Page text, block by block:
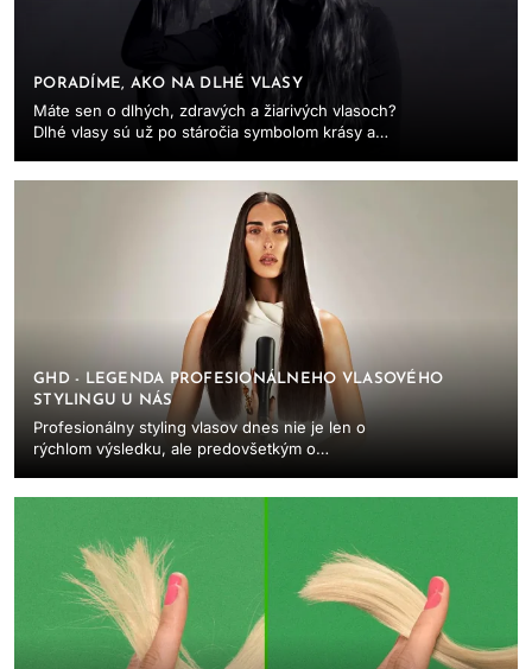
PORADÍME, AKO NA DLHÉ VLASY
Máte sen o dlhých, zdravých a žiarivých vlasoch?
Dlhé vlasy sú už po stáročia symbolom krásy a
GHD - LEGENDA PROFESIONÁLNEHO VLASOVÉHO
STYLINGU U NÁS
Profesionálny styling vlasov dnes nie je len o
rýchlom výsledku, ale predovšetkým o